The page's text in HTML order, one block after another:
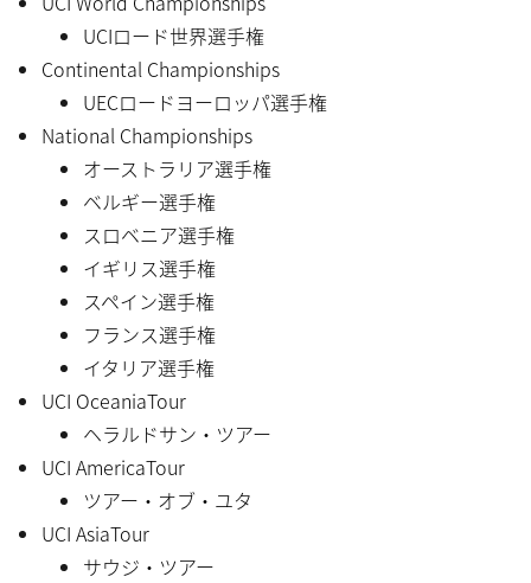
UCIロード世界選手権
Continental Championships
UECロードヨーロッパ選手権
National Championships
オーストラリア選手権
ベルギー選手権
スロベニア選手権
イギリス選手権
スペイン選手権
フランス選手権
イタリア選手権
UCI OceaniaTour
ヘラルドサン・ツアー
UCI AmericaTour
ツアー・オブ・ユタ
UCI AsiaTour
サウジ・ツアー